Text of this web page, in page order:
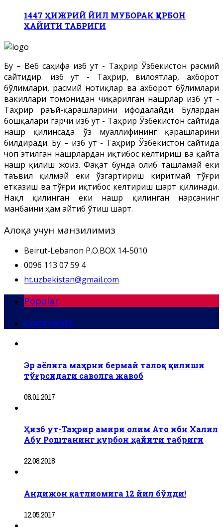
1447 ҲИЖРИЙ ЙИЛ МУБОРАК ҚУРБОН
ҲАЙИТИ ТАБРИГИ
Бу – Веб саҳифа Ҳизб ут - Таҳрир Ўзбекистон расмий
сайтидир. Ҳизб ут - Таҳрир, вилоятлар, ахборот
бўлимлари, расмий нотиқлар ва ахборот бўлимлари
вакиллари томонидан чиқарилган нашрлар Ҳизб ут -
Таҳрир раъй-қарашларини ифодалайди. Булардан
бошқалари гарчи Ҳизб ут - Таҳрир Ўзбекистон сайтида
нашр қилинсада ўз муаллифининг қарашларини
билдиради. Бу – Ҳизб ут - Таҳрир Ўзбекистон сайтида
чоп этилган нашрлардан иқтибос келтириш ва қайта
нашр қилиш жоиз. Фақат бунда олиб ташламай ёки
таъвил қилмай ёки ўзгартириш киритмай тўғри
етказиш ва тўғри иқтибос келтириш шарт қилинади.
Нақл қилинган ёки нашр қилинган нарсанинг
манбаини ҳам айтиб ўтиш шарт.
Алоқа учун манзилимиз
Beirut-Lebanon P.O.BOX 14-5010
0096 113 07 59 4
ht.uzbekistan@gmail.com
Popular
Comments
Эр аёлига маҳрни бермай талоқ қилиши
тўғрсидаги саволга жавоб
08.01.2017
Ҳизб ут-Таҳрир амири олим Ато ибн Халил
Абу Роштанинг қурбон ҳайити табриги
22.08.2018
Андижон қатлиомига 12 йил бўлди!
12.05.2017